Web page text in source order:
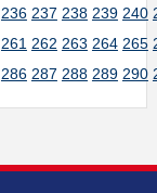
236 237 238 239 240
261 262 263 264 265
286 287 288 289 290